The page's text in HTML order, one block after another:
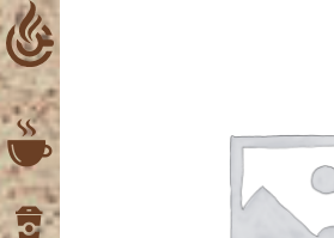
Skip
to
content